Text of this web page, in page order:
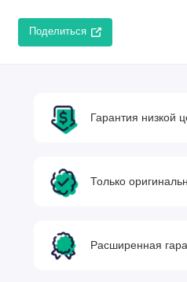
Поделиться
Гарантия низкой
Только
Расширенная